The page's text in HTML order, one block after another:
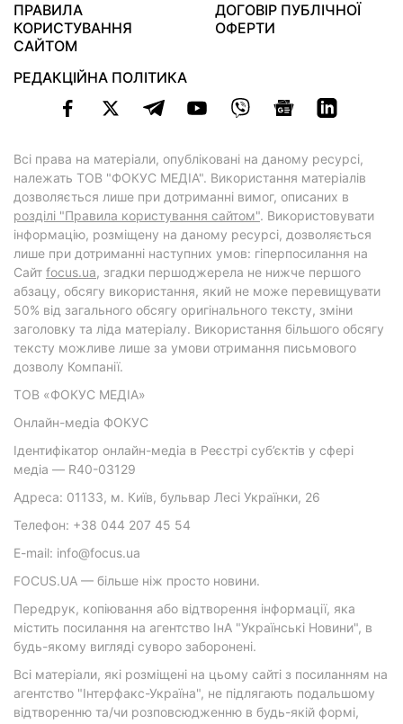
ПРАВИЛА
КОРИСТУВАННЯ
САЙТОМ
ДОГОВІР ПУБЛІЧНОЇ
ОФЕРТИ
РЕДАКЦІЙНА ПОЛІТИКА
Всі права на матеріали, опубліковані на даному ресурсі,
належать ТОВ "ФОКУС МЕДІА". Використання матеріалів
дозволяється лише при дотриманні вимог, описаних в
розділі "Правила користування сайтом". Використовувати
інформацію, розміщену на даному ресурсі, дозволяється
лише при дотриманні наступних умов: гіперпосилання на
Cайт focus.ua, згадки першоджерела не нижче першого
абзацу, обсягу використання, який не може перевищувати
50% від загального обсягу оригінального тексту, зміни
заголовку та ліда матеріалу. Використання більшого обсягу
тексту можливе лише за умови отримання письмового
дозволу Компанії.
ТОВ «ФОКУС МЕДІА»
Онлайн-медіа ФОКУС
Ідентифікатор онлайн-медіа в Реєстрі суб’єктів у сфері
медіа — R40-03129
Адреса: 01133, м. Київ, бульвар Лесі Українки, 26
Телефон: +38 044 207 45 54
E-mail: info@focus.ua
FOCUS.UA — більше ніж просто новини.
Передрук, копіювання або відтворення інформації, яка
містить посилання на агентство ІнА "Українські Новини", в
будь-якому вигляді суворо заборонені.
Всі матеріали, які розміщені на цьому сайті з посиланням на
агентство "Інтерфакс-Україна", не підлягають подальшому
відтворенню та/чи розповсюдженню в будь-якій формі,